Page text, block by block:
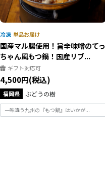
国産マル腸使用！旨辛味噌のてっ
ちゃん風もつ鍋！国産リブ...
ギフト対応可
4,500円(税込)
福岡県 ぶどうの樹
一味違う九州の『もつ鍋』はいかが...